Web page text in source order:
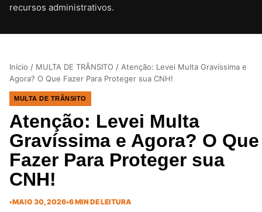
recursos administrativos.CLIQUE PARA ATIVAR O SOM
Início / MULTA DE TRÂNSITO / Atenção: Levei Multa Gravíssima e
Agora? O Que Fazer Para Proteger sua CNH!
MULTA DE TRÂNSITO
Atenção: Levei Multa
Gravíssima e Agora? O Que
Fazer Para Proteger sua
CNH!
•MAIO 30, 2026•6 MIN DE LEITURA